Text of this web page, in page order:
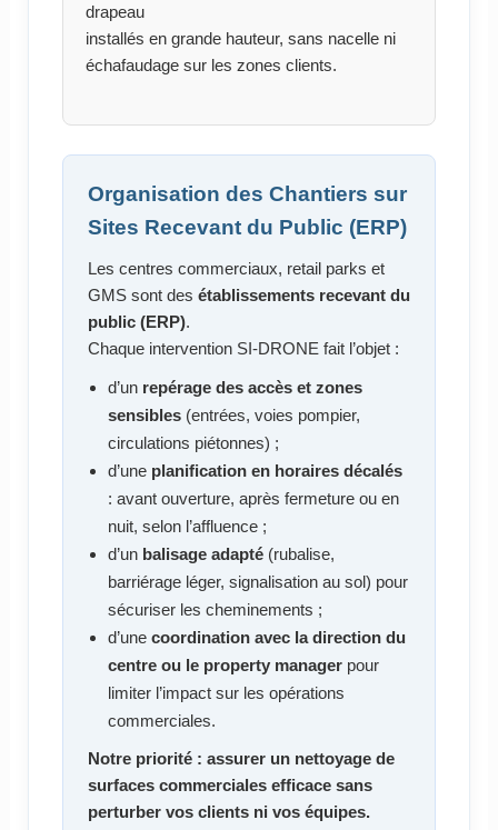
drapeau
installés en grande hauteur, sans nacelle ni
échafaudage sur les zones clients.
Organisation des Chantiers sur
Sites Recevant du Public (ERP)
Les centres commerciaux, retail parks et
GMS sont des établissements recevant du
public (ERP).
Chaque intervention SI-DRONE fait l’objet :
d’un repérage des accès et zones
sensibles(entrées, voies pompier,
circulations piétonnes) ;
d’une planification en horaires décalés
: avant ouverture, après fermeture ou en
nuit, selon l’affluence ;
d’un balisage adapté(rubalise,
barriérage léger, signalisation au sol) pour
sécuriser les cheminements ;
d’une coordination avec la direction du
centre ou le property managerpour
limiter l’impact sur les opérations
commerciales.
Notre priorité : assurer un nettoyage de
surfaces commerciales efficace sans
perturber vos clients ni vos équipes.